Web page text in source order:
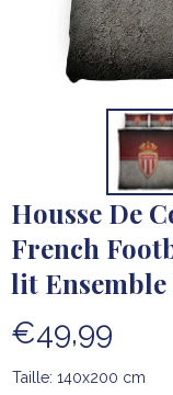
Housse De
French
lit
€49,99
Taille: 140x200 cm